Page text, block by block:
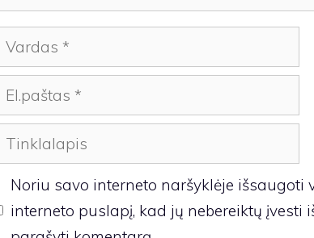
Vardas
El.paštas
Tinklalapis
Noriu savo interneto naršyklėje išsaugoti
interneto puslapį, kad jų nebereiktų įvesti